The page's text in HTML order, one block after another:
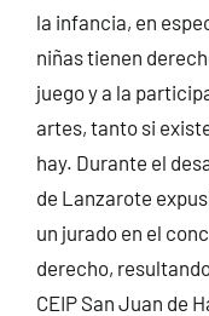
la infancia, en
niñas tienen
juego y a la
artes, tanto si
hay. Durante el
de Lanzarote
un jurado en el
derecho,
CEIP San Juan de